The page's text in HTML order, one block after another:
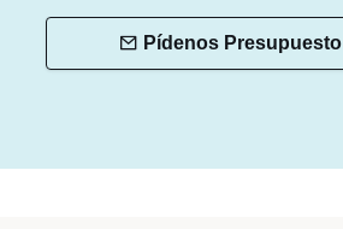
Pídenos Presupuesto